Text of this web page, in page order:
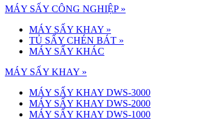
MÁY SẤY CÔNG NGHIỆP »
MÁY SẤY KHAY »
TỦ SẤY CHÉN BÁT »
MÁY SẤY KHÁC
MÁY SẤY KHAY »
MÁY SẤY KHAY DWS-3000
MÁY SẤY KHAY DWS-2000
MÁY SẤY KHAY DWS-1000